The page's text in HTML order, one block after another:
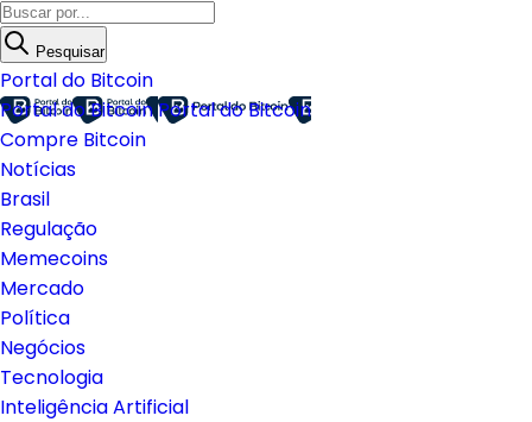
Pesquisar
Portal do Bitcoin
Portal do BitcoinPortal do Bitcoin
Compre Bitcoin
Notícias
Brasil
Regulação
Memecoins
Mercado
Política
Negócios
Tecnologia
Inteligência Artificial